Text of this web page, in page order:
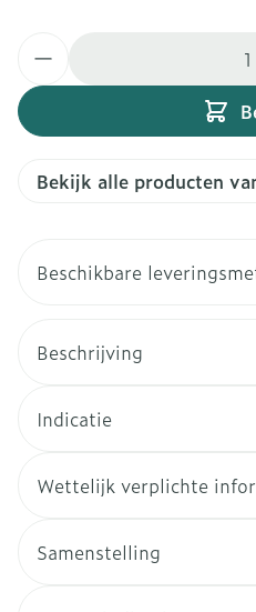
Bekijk alle producten
Beschikbare
Beschrijving
Indicatie
Wettelijk verplichte
Samenstelling